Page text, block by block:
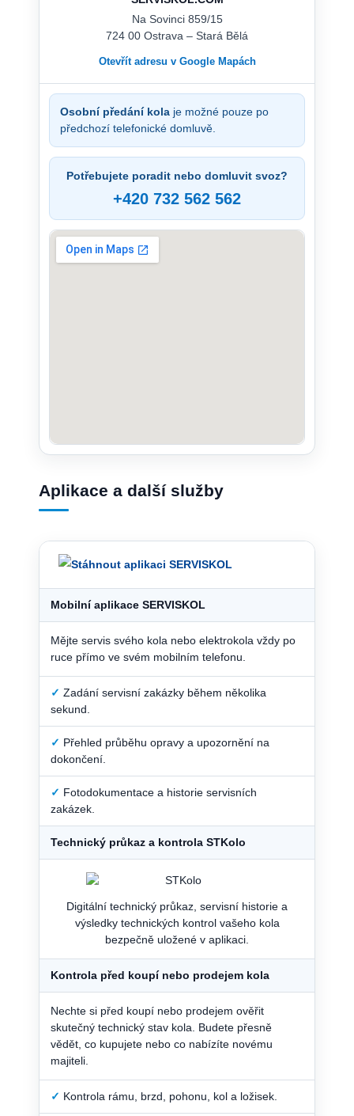
Na Sovinci 859/15
724 00 Ostrava – Stará Bělá
Otevřít adresu v Google Mapách
Osobní předání kola je možné pouze po
předchozí telefonické domluvě.
Potřebujete poradit nebo domluvit svoz?
+420 732 562 562
Aplikace a další služby
Mobilní aplikace SERVISKOL
Mějte servis svého kola nebo elektrokola vždy po
ruce přímo ve svém mobilním telefonu.
✓ Zadání servisní zakázky během několika
sekund.
✓ Přehled průběhu opravy a upozornění na
dokončení.
✓ Fotodokumentace a historie servisních
zakázek.
Technický průkaz a kontrola STKolo
Digitální technický průkaz, servisní historie a
výsledky technických kontrol vašeho kola
bezpečně uložené v aplikaci.
Kontrola před koupí nebo prodejem kola
Nechte si před koupí nebo prodejem ověřit
skutečný technický stav kola. Budete přesně
vědět, co kupujete nebo co nabízíte novému
majiteli.
✓ Kontrola rámu, brzd, pohonu, kol a ložisek.